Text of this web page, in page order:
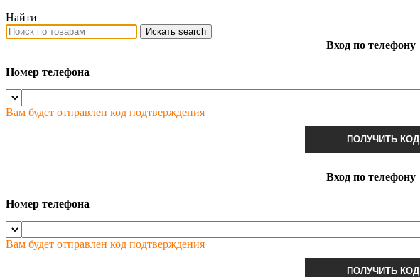
Найти
Искать search
Вход по телефону
Номер телефона
Вам будет отправлен код подтверждения
ПОЛУЧИТЬ КОД
Вход по телефону
Номер телефона
Вам будет отправлен код подтверждения
ПОЛУЧИТЬ КОД